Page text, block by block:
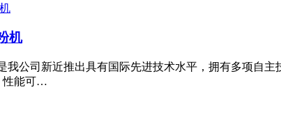
机
我公司新近推出具有国际先进技术水平，拥有多项自
性能可…